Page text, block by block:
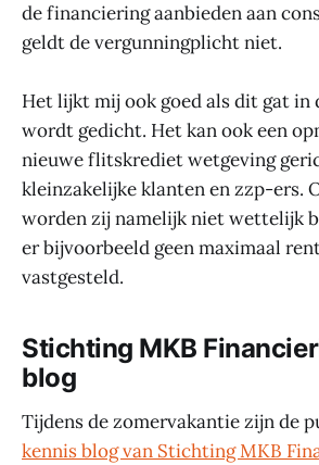
de financiering aanbieden aan
geldt de vergunningplicht niet.
Het lijkt mij ook goed als dit gat in
wordt gedicht. Het kan ook een
nieuwe flitskrediet wetgeving
kleinzakelijke klanten en zzp-ers.
worden zij namelijk niet wettelijk
er bijvoorbeeld geen maximaal
vastgesteld.
Stichting MKB
blog
Tijdens de zomervakantie zijn de
kennis blog van Stichting MKB